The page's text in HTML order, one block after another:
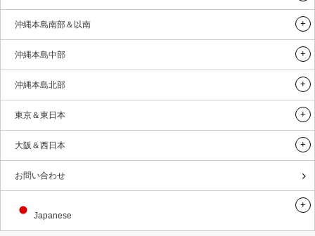
沖縄本島南部＆以南
沖縄本島中部
沖縄本島北部
東京＆東日本
大阪＆西日本
お問い合わせ
Japanese